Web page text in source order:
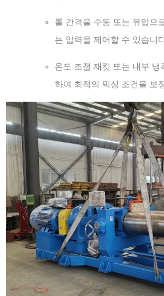
롤 간격을 수동 또는 유압으
는 압력을 제어할 수 있습니
온도 조절 재킷 또는 내부 냉
하여 최적의 믹싱 조건을 보